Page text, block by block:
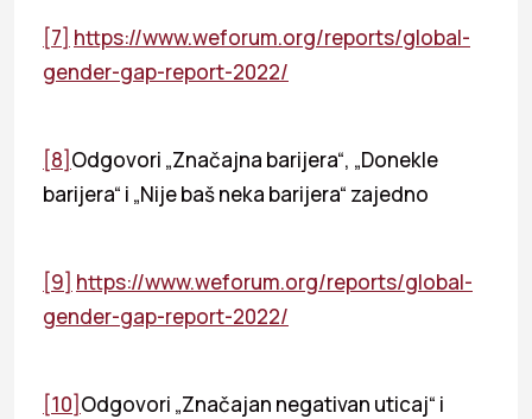
[7] https://www.weforum.org/reports/global-
gender-gap-report-2022/
[8]Odgovori „Značajna barijera“, „Donekle
barijera“ i „Nije baš neka barijera“ zajedno
[9] https://www.weforum.org/reports/global-
gender-gap-report-2022/
[10]Odgovori „Značajan negativan uticaj“ i